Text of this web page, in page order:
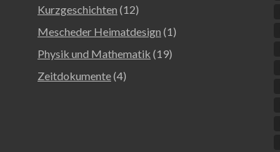
Kurzgeschichten (12)
Mescheder Heimatdesign (1)
Physik und Mathematik (19)
Zeitdokumente(4)